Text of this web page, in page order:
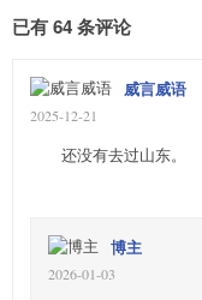
已有 64 条评论
威言威语
2025-12-21
还没有去过山东。
博主
2026-01-03